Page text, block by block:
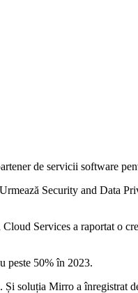
de servicii software
Security and Data
Services a raportat o
peste 50% în 2023.
Și soluția Mirro a înregistrat